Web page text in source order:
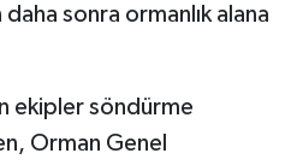
sonra ormanlık alana
ekipler söndürme
Orman Genel